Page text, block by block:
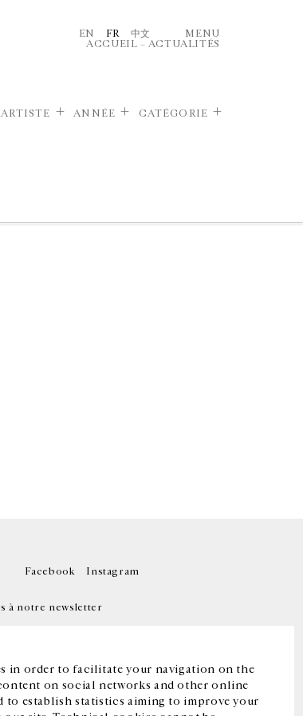
in order to facilitate your navigation on the
on social networks and other online
to establish statistics aiming to improve your
EN FR 中文
MENU
ACCUEIL – ACTUALITÉS
ARTISTE ANNÉE CATÉGORIE
Facebook Instagram
à notre newsletter